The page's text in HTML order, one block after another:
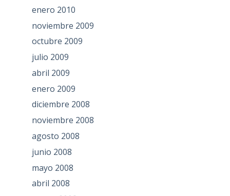
enero 2010
noviembre 2009
octubre 2009
julio 2009
abril 2009
enero 2009
diciembre 2008
noviembre 2008
agosto 2008
junio 2008
mayo 2008
abril 2008